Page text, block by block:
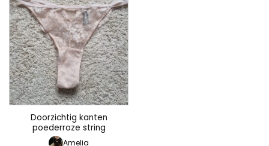
Doorzichtig kanten
poederroze string
Amelia